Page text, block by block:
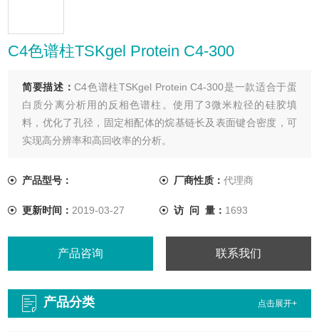
C4色谱柱TSKgel Protein C4-300
简要描述：C4色谱柱TSKgel Protein C4-300是一款适合于蛋
白质分离分析用的反相色谱柱。使用了3微米粒径的硅胶填
料，优化了孔径，固定相配体的烷基链长及表面键合密度，可
实现高分辨率和高回收率的分析。
产品型号： 厂商性质： 代理商
更新时间： 2019-03-27 访 问 量： 1693
产品咨询 联系我们
产品分类 点击展开+